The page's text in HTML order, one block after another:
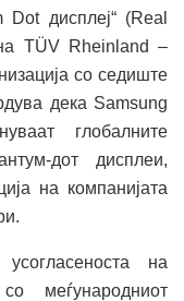
Dot дисплеј“ (Real
TÜV Rheinland –
со седиште
дека Samsung
глобалните
дот дисплеи,
на компанијата
на
меѓународниот